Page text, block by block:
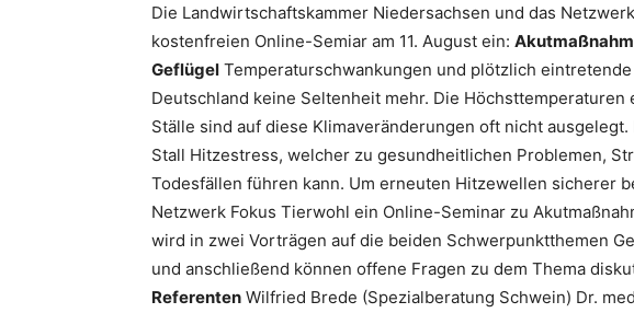
Die Landwirtschaftskammer Niedersachsen und das
kostenfreien Online-Semiar am 11. August ein:
Geflügel Temperaturschwankungen und plötzlich
Deutschland keine Seltenheit mehr. Die
Ställe sind auf diese Klimaveränderungen oft nicht
Stall Hitzestress, welcher zu gesundheitlichen Problemen,
Todesfällen führen kann. Um erneuten Hitzewellen sicherer
Netzwerk Fokus Tierwohl ein Online-Seminar zu
wird in zwei Vorträgen auf die beiden Schwerpunktthemen
und anschließend können offene Fragen zu dem Thema
Referenten Wilfried Brede (Spezialberatung Schwein) Dr.